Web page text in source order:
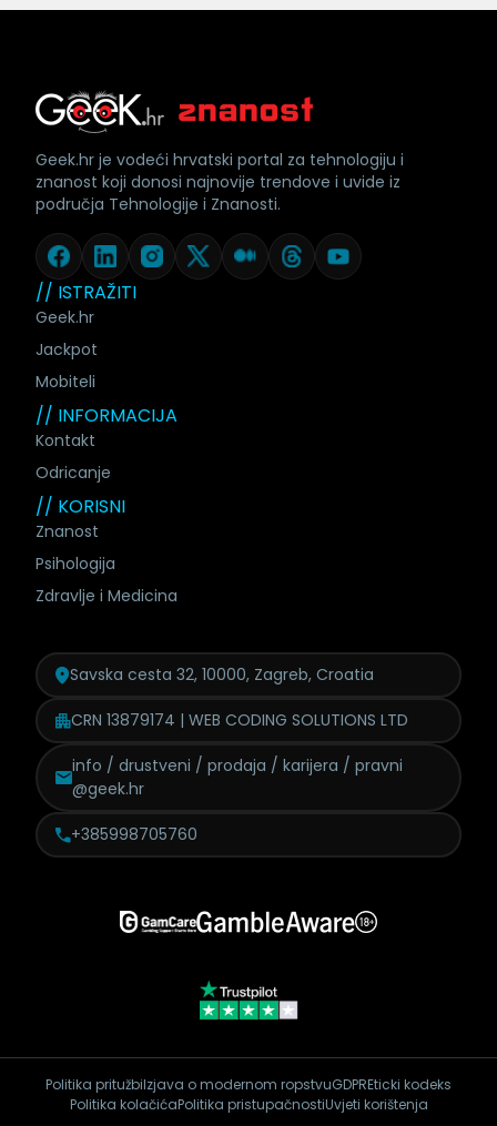
// ISTRAŽITI
Geek.hr
Jackpot
Mobiteli
// INFORMACIJA
Kontakt
Odricanje
// KORISNI
Znanost
Psihologija
Zdravlje i Medicina
Geek.hr je vodeći hrvatski portal za tehnologiju i
znanost koji donosi najnovije trendove i uvide iz
područja Tehnologije i Znanosti.
Savska cesta 32, 10000, Zagreb, Croatia
CRN 13879174 | WEB CODING SOLUTIONS LTD
info / drustveni / prodaja / karijera / pravni
@geek.hr
+385998705760
Politika pritužbiIzjava o modernom ropstvuGDPREticki kodeks
Politika kolačićaPolitika pristupačnostiUvjeti korištenja